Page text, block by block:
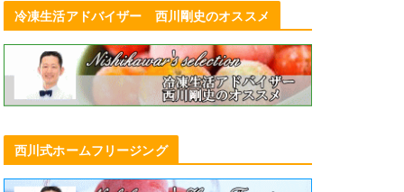
冷凍生活アドバイザー 西川剛史のオススメ
西川式ホームフリージング